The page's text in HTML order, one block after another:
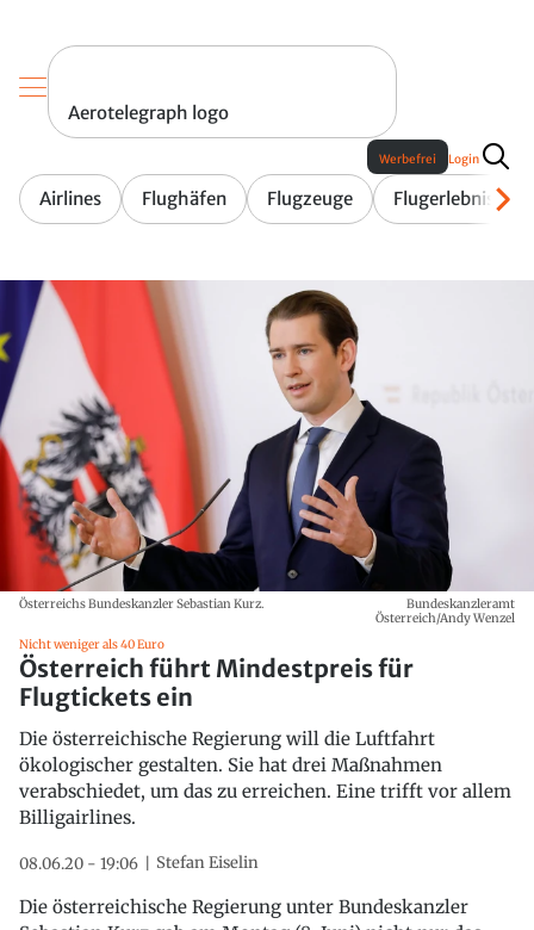
Aerotelegraph logo
Airlines Flughäfen Flugzeuge Flugerlebnis
Werbefrei Login
Österreichs Bundeskanzler Sebastian Kurz.
Bundeskanzleramt
Österreich/Andy Wenzel
Nicht weniger als 40 Euro
Österreich führt Mindestpreis für
Flugtickets ein
Die österreichische Regierung will die Luftfahrt
ökologischer gestalten. Sie hat drei Maßnahmen
verabschiedet, um das zu erreichen. Eine trifft vor allem
Billigairlines.
08.06.20 - 19:06 Stefan Eiselin
Die österreichische Regierung unter Bundeskanzler